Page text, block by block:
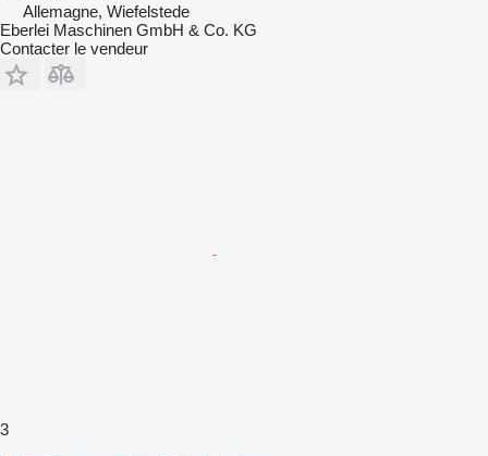
Allemagne, Wiefelstede
Eberlei Maschinen GmbH & Co. KG
Contacter le vendeur
3